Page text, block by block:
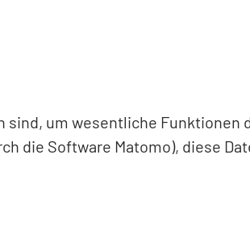
um wesentliche
die Software Matomo), diese